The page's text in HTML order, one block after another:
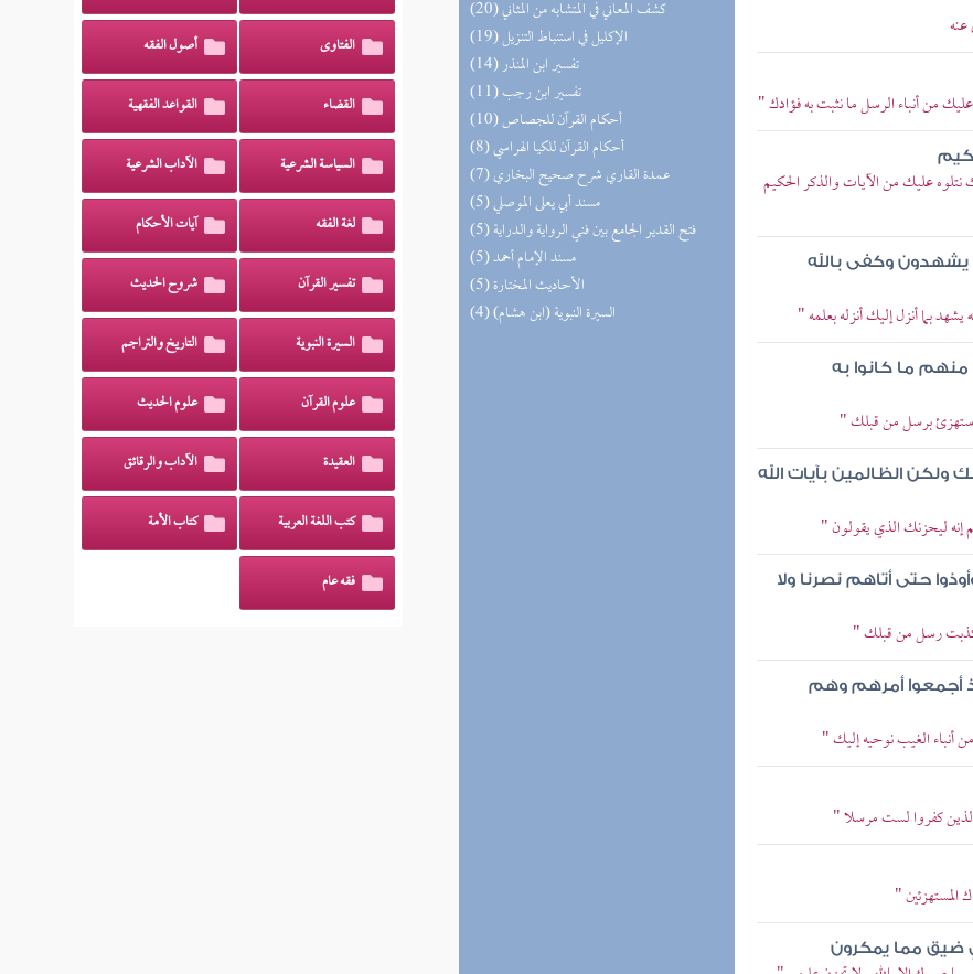
(20) كشف المعاني في المتشابه من المثاني
(19) الإكليل في استنباط التنزيل
(14) تفسير ابن المنذر
(11) تفسير ابن رجب
(10) أحكام القرآن للجصاص
(8) أحكام القرآن للكيا الهراسي
(7) عمدة القاري شرح صحيح البخاري
(5) مسند أبي يعلى الموصلي
(5) فتح القدير الجامع بين فني الرواية والدراية
(5) مسند الإمام أحمد
(5) الأحاديث المختارة
(4) السيرة النبوية (ابن هشام)
من أنباء الرسل ما نثبت به فؤادك "
عليك من الآيات والذكر الحكيم
يشهدون وكفى بالله
بما أنزل إليك أنزله بعلمه "
ما كانوا به
استهزئ برسل من قبلك "
ولكن الظالمين بآيات الله
إنه ليحزنك الذي يقولون "
حتى أتاهم نصرنا ولا
كذبت رسل من قبلك "
أجمعوا أمرهم وهم
الغيب نوحيه إليك "
كفروا لست مرسلا "
المستهزئين "
ضيق مما يمكرون
الفتاوى أصول الفقه
القضاء القواعد الفقهية
السياسة الشرعية الآداب الشرعية
لغة الفقه آيات الأحكام
تفسير القرآن شروح الحديث
السيرة النبوية التاريخ والتراجم
علوم القرآن علوم الحديث
العقيدة الآداب والرقائق
كتب اللغة العربية كتاب الأمة
فقه عام